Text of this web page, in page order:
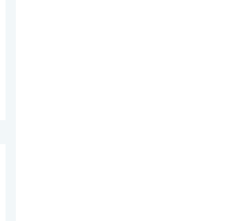
Températures caniculaires. . . lundi 22 juin